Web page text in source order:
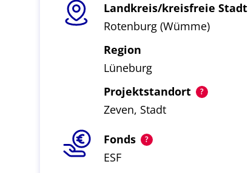
Landkreis/kreisfreie Stadt
Rotenburg (Wümme)
Region
Lüneburg
Projektstandort
Zeven, Stadt
Fonds
ESF